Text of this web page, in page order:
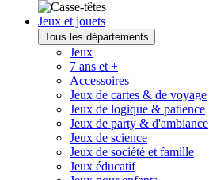
Jeux et jouets
Tous les départements
Jeux
7 ans et +
Accessoires
Jeux de cartes & de voyage
Jeux de logique & patience
Jeux de party & d'ambiance
Jeux de science
Jeux de société et famille
Jeux éducatif